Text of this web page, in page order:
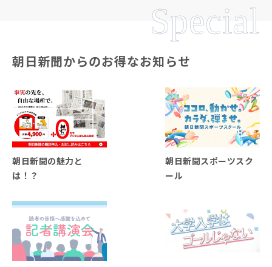
Special
朝日新聞からのお得なお知らせ
朝日新聞の魅力と
は！？
朝日新聞スポーツスク
ール